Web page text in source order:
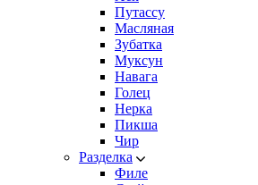
Путассу
Масляная
Зубатка
Муксун
Навага
Голец
Нерка
Пикша
Чир
Разделка
Филе